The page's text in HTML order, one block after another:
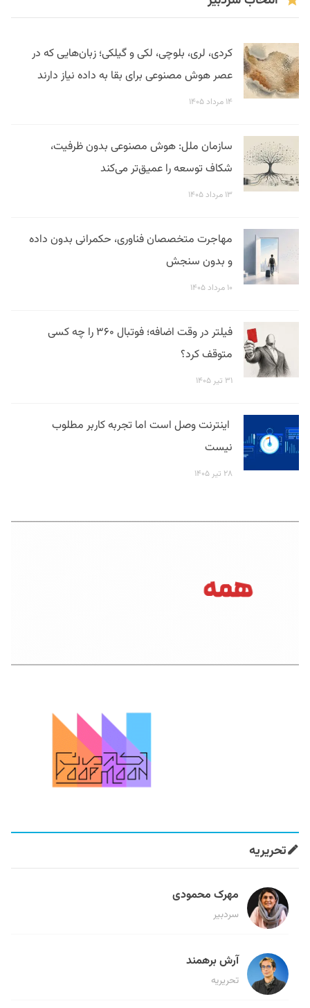
کردی، لری، بلوچی، لکی و گیلکی؛ زبان‌هایی که در
عصر هوش مصنوعی برای بقا به داده نیاز دارند
۱۴ مرداد ۱۴۰۵
سازمان ملل: هوش مصنوعی بدون ظرفیت،
شکاف توسعه را عمیق‌تر می‌کند
۱۳ مرداد ۱۴۰۵
مهاجرت متخصصان فناوری، حکمرانی بدون داده
و بدون سنجش
۱۰ مرداد ۱۴۰۵
فیلتر در وقت اضافه؛ فوتبال ۳۶۰ را چه کسی
متوقف کرد؟
۳۱ تیر ۱۴۰۵
اینترنت وصل است اما تجربه کاربر مطلوب
نیست
۲۸ تیر ۱۴۰۵
تحریریه
مهرک محمودی
سردبیر
آرش برهمند
تحریریه